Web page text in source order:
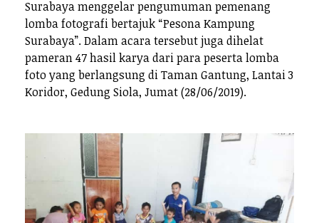
Surabaya menggelar pengumuman pemenang
lomba fotografi bertajuk “Pesona Kampung
Surabaya”. Dalam acara tersebut juga dihelat
pameran 47 hasil karya dari para peserta lomba
foto yang berlangsung di Taman Gantung, Lantai 3
Koridor, Gedung Siola, Jumat (28/06/2019).